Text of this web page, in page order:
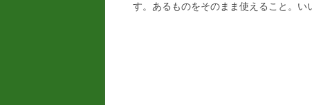
す。あるものをそのまま使えること。い